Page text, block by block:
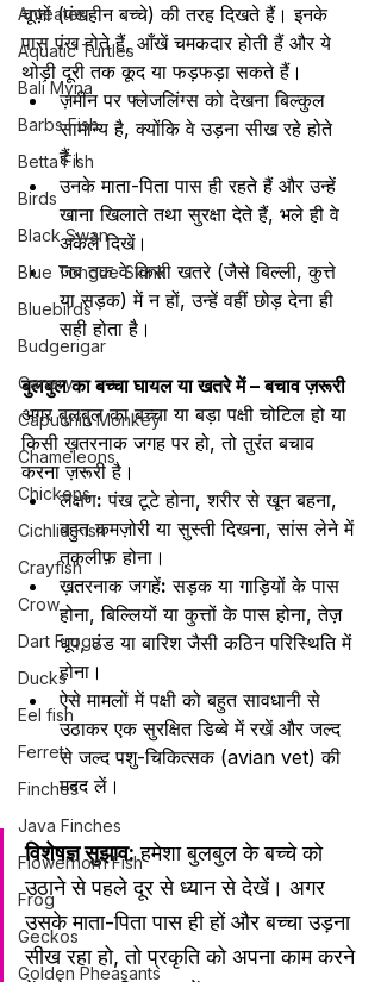
Anteater
Aquatic Turtles
Bali Myna
Barbs Fish
Betta Fish
Birds
Black Swan
Blue Tongue Skink
Bluebirds
Budgerigar
Canary
Capuchin Monkey
Chameleons
Chickens
Cichlid Fish
Crayfish
Crow
Dart Frogs
Ducks
Eel fish
Ferret
Finches
Java Finches
Flowerhorn Fish
Frog
Geckos
Golden Pheasants
चूज़ों (पंखहीन बच्चे) की तरह दिखते हैं। इनके
पास पंख होते हैं, आँखें चमकदार होती हैं और ये
थोड़ी दूरी तक कूद या फड़फड़ा सकते हैं।
ज़मीन पर फ्लेजलिंग्स को देखना बिल्कुल
सामान्य है, क्योंकि वे उड़ना सीख रहे होते
हैं।
उनके माता-पिता पास ही रहते हैं और उन्हें
खाना खिलाते तथा सुरक्षा देते हैं, भले ही वे
अकेले दिखें।
जब तक वे किसी खतरे (जैसे बिल्ली, कुत्ते
या सड़क) में न हों, उन्हें वहीं छोड़ देना ही
सही होता है।
बुलबुल का बच्चा घायल या खतरे में – बचाव ज़रूरी
अगर बुलबुल का बच्चा या बड़ा पक्षी चोटिल हो या
किसी ख़तरनाक जगह पर हो, तो तुरंत बचाव
करना ज़रूरी है।
लक्षण: पंख टूटे होना, शरीर से खून बहना,
बहुत कमज़ोरी या सुस्ती दिखना, सांस लेने में
तकलीफ़ होना।
ख़तरनाक जगहें: सड़क या गाड़ियों के पास
होना, बिल्लियों या कुत्तों के पास होना, तेज़
धूप, ठंड या बारिश जैसी कठिन परिस्थिति में
होना।
ऐसे मामलों में पक्षी को बहुत सावधानी से
उठाकर एक सुरक्षित डिब्बे में रखें और जल्द
से जल्द पशु-चिकित्सक (avian vet) की
मदद लें।
विशेषज्ञ सुझाव: हमेशा बुलबुल के बच्चे को
उठाने से पहले दूर से ध्यान से देखें। अगर
उसके माता-पिता पास ही हों और बच्चा उड़ना
सीख रहा हो, तो प्रकृति को अपना काम करने